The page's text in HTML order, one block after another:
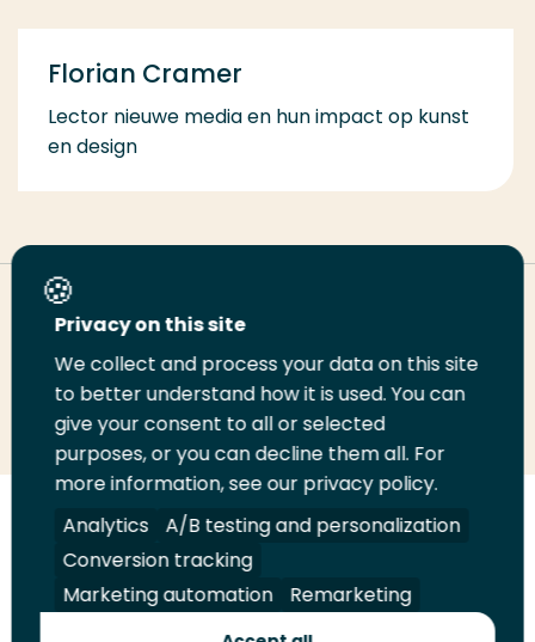
Florian Cramer
Lector nieuwe media en hun impact op kunst
en design
Deel deze pagina
Deel
LinkedIn
Deel
op
Twitter
Deel
op
Facebook
Email
deze
pagina
Print
deze
pagina
Volg
ons
op
LinkedIn
Volg
ons
op
Facebook
Volg
ons
op
YouTube
Volg
ons
op
Instagram
Juridisch Security A-Z Index
Contact
Privacy on this site
We collect and process your data on this site
to better understand how it is used. You can
give your consent to all or selected
purposes, or you can decline them all. For
more information, see our privacy policy.
Analytics
A/B testing and personalization
Conversion tracking
Marketing automation
Remarketing